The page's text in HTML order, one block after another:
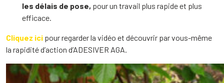
les délais de pose, pour un travail plus rapide et plus
efficace.
Cliquez ici pour regarder la vidéo et découvrir par vous-même
la rapidité d’action d’ADESIVER AGA.